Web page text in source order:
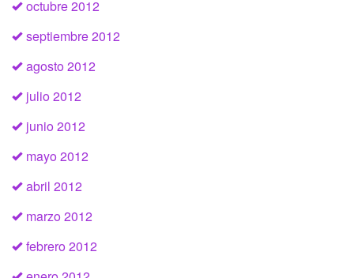
octubre 2012
septiembre 2012
agosto 2012
julio 2012
junio 2012
mayo 2012
abril 2012
marzo 2012
febrero 2012